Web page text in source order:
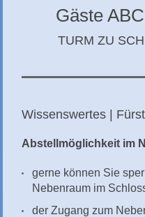
Gäste
TURM ZU
Wissenswertes |
Abstellmöglichkeit im
gerne können Sie
Nebenraum im
der Zugang zum